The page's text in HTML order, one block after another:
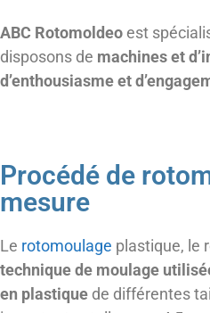
ABC Rotomoldeo est
disposons de machines et
d’enthousiasme et
Procédé de
mesure
Le rotomoulage plastique, le
technique de moulage
en plastique de différentes